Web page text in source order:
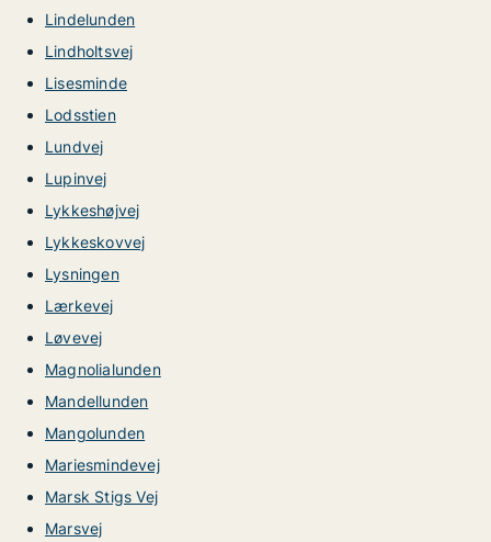
Lindelunden
Lindholtsvej
Lisesminde
Lodsstien
Lundvej
Lupinvej
Lykkeshøjvej
Lykkeskovvej
Lysningen
Lærkevej
Løvevej
Magnolialunden
Mandellunden
Mangolunden
Mariesmindevej
Marsk Stigs Vej
Marsvej